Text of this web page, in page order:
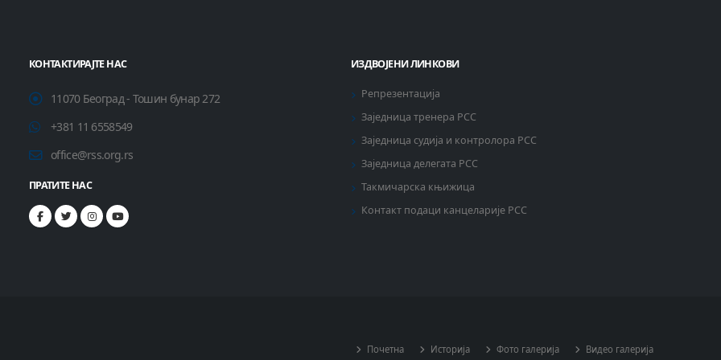
КОНТАКТИРАЈТЕ НАС
11070 Београд - Тошин бунар 272
+381 11 6558549
office@rss.org.rs
ПРАТИТЕ НАС
ИЗДВОЈЕНИ ЛИНКОВИ
Репрезентација
Заједница тренера РСС
Заједница судија и контролора РСС
Заједница делегата РСС
Такмичарска књижица
Контакт подаци канцеларије РСС
Почетна Историја Фото галерија Видео галерија